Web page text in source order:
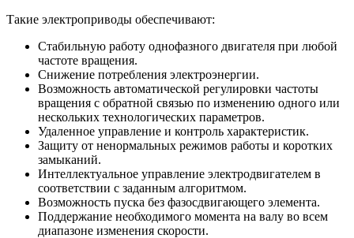
Такие электроприводы обеспечивают:
Стабильную работу однофазного двигателя при любой
частоте вращения.
Снижение потребления электроэнергии.
Возможность автоматической регулировки частоты
вращения с обратной связью по изменению одного или
нескольких технологических параметров.
Удаленное управление и контроль характеристик.
Защиту от ненормальных режимов работы и коротких
замыканий.
Интеллектуальное управление электродвигателем в
соответствии с заданным алгоритмом.
Возможность пуска без фазосдвигающего элемента.
Поддержание необходимого момента на валу во всем
диапазоне изменения скорости.